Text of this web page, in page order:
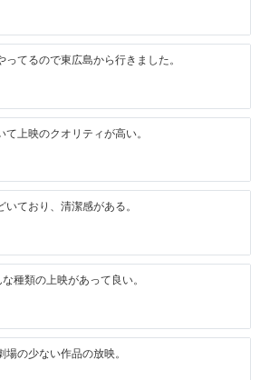
ってるので東広島から行きました。
て上映のクオリティが高い。
いており、清潔感がある。
種類の上映があって良い。
場の少ない作品の放映。